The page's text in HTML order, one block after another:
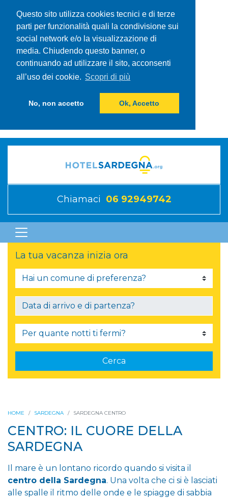
Questo sito utilizza cookies tecnici e di terze
parti per funzionalità quali la condivisione sui
social network e/o la visualizzazione di
media. Chiudendo questo banner, o
continuando ad utilizzare il sito, acconsenti
all’uso dei cookie. Scopri di più
No, non accetto Ok, Accetto
Chiamaci 06 92949742
La tua vacanza inizia ora
Cerca
HOME SARDEGNA SARDEGNA CENTRO
CENTRO: IL CUORE DELLA
SARDEGNA
Il mare è un lontano ricordo quando si visita il
centro della Sardegna. Una volta che ci si è lasciati
alle spalle il ritmo delle onde e le spiagge di sabbia